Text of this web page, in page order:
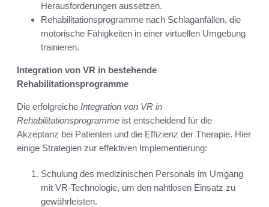
Herausforderungen aussetzen.
Rehabilitationsprogramme nach Schlaganfällen, die
motorische Fähigkeiten in einer virtuellen Umgebung
trainieren.
Integration von VR in bestehende
Rehabilitationsprogramme
Die erfolgreiche Integration von VR in
Rehabilitationsprogramme ist entscheidend für die
Akzeptanz bei Patienten und die Effizienz der Therapie. Hier
einige Strategien zur effektiven Implementierung:
Schulung des medizinischen Personals im Umgang
mit VR-Technologie, um den nahtlosen Einsatz zu
gewährleisten.